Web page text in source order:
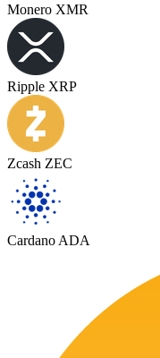
Monero XMR
Ripple XRP
Zcash ZEC
Cardano ADA